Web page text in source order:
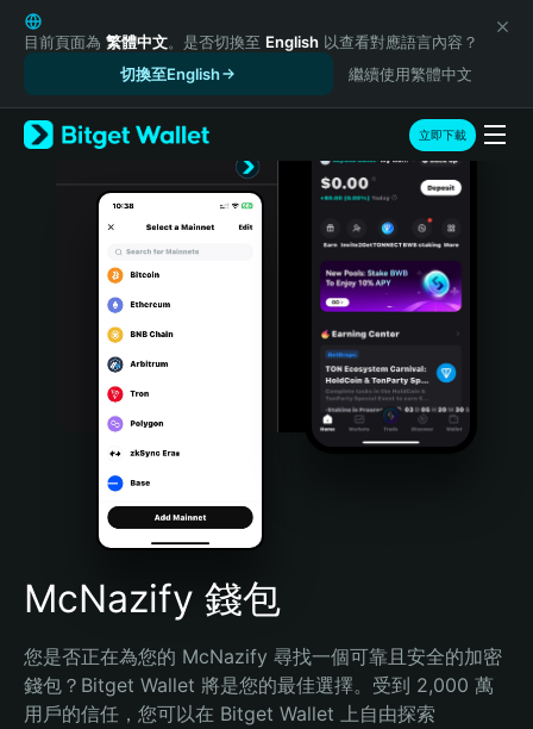
English
日本語
Русский
Español (Latinoamérica)
Türkçe
Português (Portugal)
Bahasa Indonesia
Português (Brasil)
Español (Argentina)
目前頁面為 繁體中文。是否切換至 English 以查看對應語言內容？
切換至English
繼續使用繁體中文
立即下載
McNazify 錢包
您是否正在為您的 McNazify 尋找一個可靠且安全的加密
錢包？Bitget Wallet 將是您的最佳選擇。受到 2,000 萬
用戶的信任，您可以在 Bitget Wallet 上自由探索